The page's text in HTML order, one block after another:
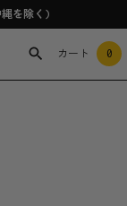
縄を除く)
カート 0